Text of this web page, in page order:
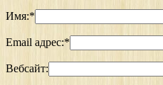
Имя:*
Email адрес:*
Вебсайт: